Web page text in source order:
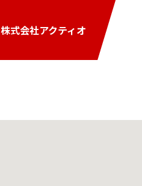
株式会社アクティオ